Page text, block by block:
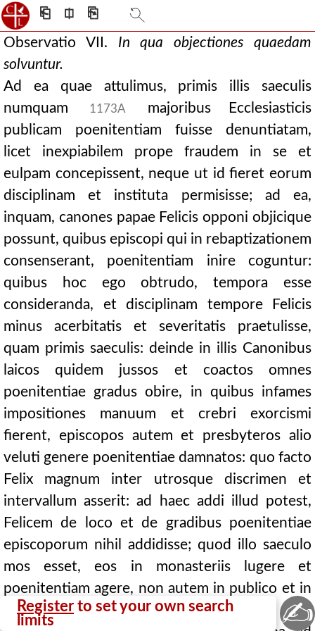
⎗ ⎅ ⎘
Observatio VII. In qua objectiones quaedam
solvuntur.
Ad ea quae attulimus, primis illis saeculis
numquam
1173A
majoribus Ecclesiasticis
publicam poenitentiam fuisse denuntiatam,
licet inexpiabilem prope fraudem in se et
eulpam concepissent, neque ut id fieret eorum
disciplinam et instituta permisisse; ad ea,
inquam, canones papae Felicis opponi objicique
possunt, quibus episcopi qui in rebaptizationem
consenserant, poenitentiam inire coguntur:
quibus hoc ego obtrudo, tempora esse
consideranda, et disciplinam tempore Felicis
minus acerbitatis et severitatis praetulisse,
quam primis saeculis: deinde in illis Canonibus
laicos quidem jussos et coactos omnes
poenitentiae gradus obire, in quibus infames
impositiones manuum et crebri exorcismi
fierent, episcopos autem et presbyteros alio
veluti genere poenitentiae damnatos: quo facto
Felix magnum inter utrosque discrimen et
intervallum asserit: ad haec addi illud potest,
Felicem de loco et de gradibus poenitentiae
episcoporum nihil addidisse; quod illo saeculo
mos esset, eos in monasteriis lugere et
poenitentiam agere, non autem in publico et in
oculis populi.
Register to set your own search
limits
✍